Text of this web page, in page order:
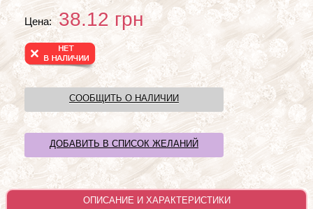
Цена: 38.12 грн
СООБЩИТЬ О НАЛИЧИИ
ДОБАВИТЬ В СПИСОК ЖЕЛАНИЙ
ОПИСАНИЕ И ХАРАКТЕРИСТИКИ